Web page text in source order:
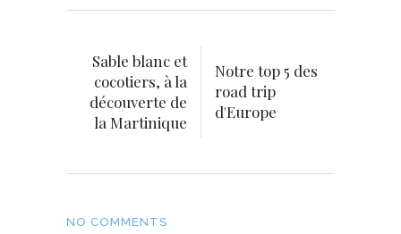
Sable blanc et
cocotiers, à la
découverte de
la Martinique
Notre top 5 des
road trip
d'Europe
NO COMMENTS